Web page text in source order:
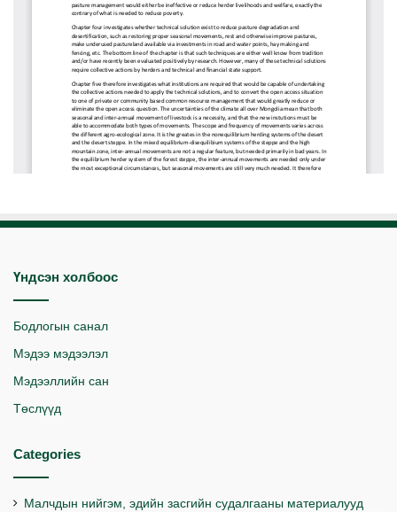
Үндсэн холбоос
Бодлогын санал
Мэдээ мэдээлэл
Мэдээллийн сан
Төслүүд
Categories
Малчдын нийгэм, эдийн засгийн судалгааны материалууд